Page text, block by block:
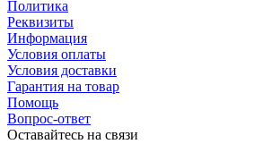
Политика
Реквизиты
Информация
Условия оплаты
Условия доставки
Гарантия на товар
Помощь
Вопрос-ответ
Оставайтесь на связи